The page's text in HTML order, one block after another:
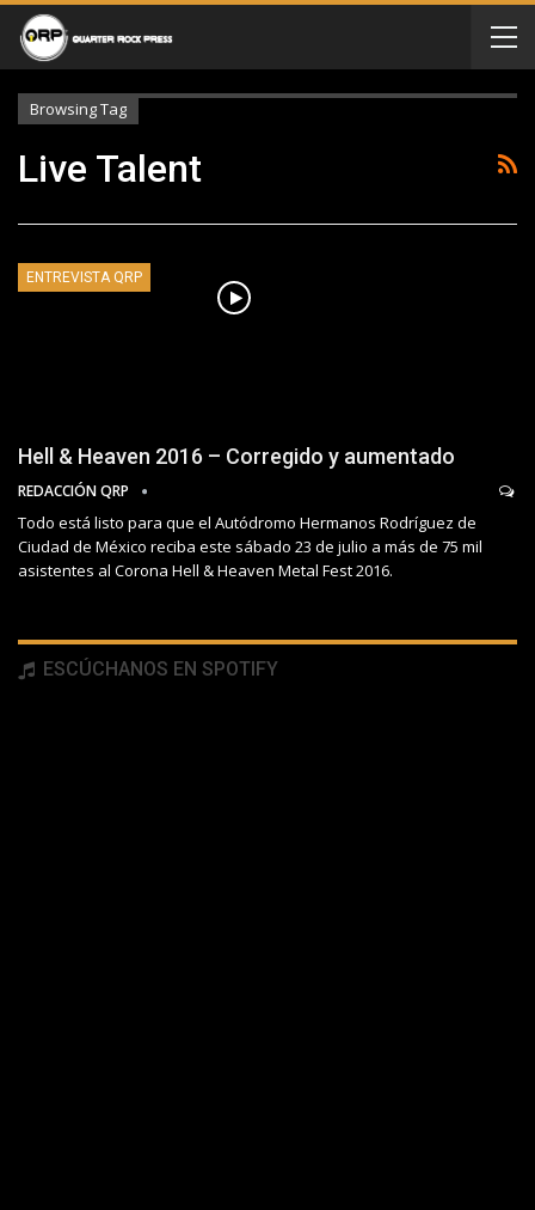
Browsing Tag
Live Talent
ENTREVISTA QRP
Hell & Heaven 2016 – Corregido y aumentado
REDACCIÓN QRP
Todo está listo para que el Autódromo Hermanos Rodríguez de
Ciudad de México reciba este sábado 23 de julio a más de 75 mil
asistentes al Corona Hell & Heaven Metal Fest 2016.
ESCÚCHANOS EN SPOTIFY